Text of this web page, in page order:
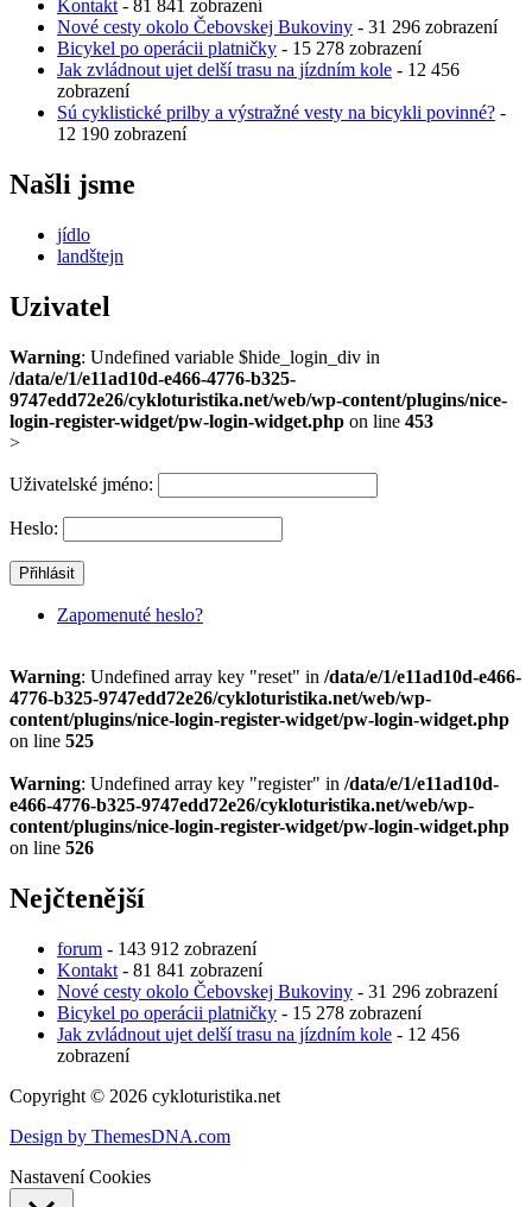
Kontakt - 81 841 zobrazení
Nové cesty okolo Čebovskej Bukoviny - 31 296 zobrazení
Bicykel po operácii platničky - 15 278 zobrazení
Jak zvládnout ujet delší trasu na jízdním kole - 12 456
zobrazení
Sú cyklistické prilby a výstražné vesty na bicykli povinné? -
12 190 zobrazení
Našli jsme
jídlo
landštejn
Uzivatel
Warning: Undefined variable $hide_login_div in
/data/e/1/e11ad10d-e466-4776-b325-
9747edd72e26/cykloturistika.net/web/wp-content/plugins/nice-
login-register-widget/pw-login-widget.php on line 453
>
Uživatelské jméno:
Heslo:
Zapomenuté heslo?
Warning: Undefined array key "reset" in /data/e/1/e11ad10d-e466-
4776-b325-9747edd72e26/cykloturistika.net/web/wp-
content/plugins/nice-login-register-widget/pw-login-widget.php
on line 525
Warning: Undefined array key "register" in /data/e/1/e11ad10d-
e466-4776-b325-9747edd72e26/cykloturistika.net/web/wp-
content/plugins/nice-login-register-widget/pw-login-widget.php
on line 526
Nejčtenější
forum - 143 912 zobrazení
Kontakt - 81 841 zobrazení
Nové cesty okolo Čebovskej Bukoviny - 31 296 zobrazení
Bicykel po operácii platničky - 15 278 zobrazení
Jak zvládnout ujet delší trasu na jízdním kole - 12 456
zobrazení
Copyright © 2026 cykloturistika.net
Design by ThemesDNA.com
Nastavení Cookies